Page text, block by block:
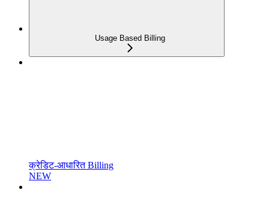
Usage Based Billing
क्रेडिट-आधारित Billing
NEW